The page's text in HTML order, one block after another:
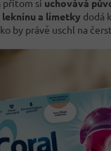
přitom si uchovává
leknínu a limetky dodá
by právě uschl na